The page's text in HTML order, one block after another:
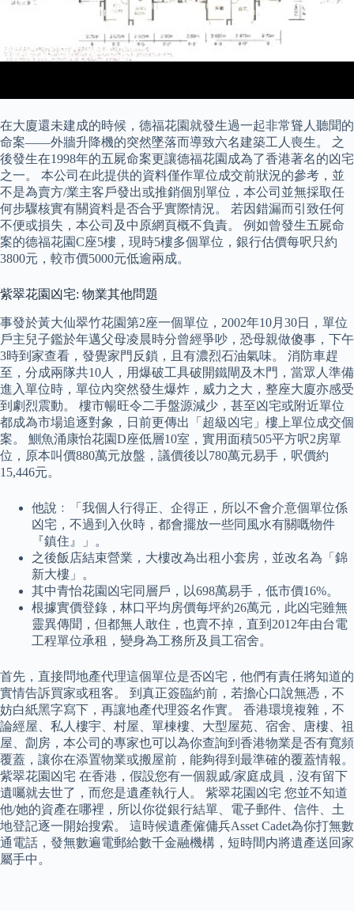
在大廈還未建成的時候，德福花園就發生過一起非常聳人聽聞的
命案——外牆升降機的突然墜落而導致六名建築工人喪生。 之
後發生在1998年的五屍命案更讓德福花園成為了香港著名的凶宅
之一。 本公司在此提供的資料僅作單位成交前狀況的參考，並
不是為賣方/業主客戶發出或推銷個別單位，本公司並無採取任
何步驟核實有關資料是否合乎實際情況。 若因錯漏而引致任何
不便或損失，本公司及中原網頁概不負責。 例如曾發生五屍命
案的德福花園C座5樓，現時5樓多個單位，銀行估價每呎只約
3800元，較市價5000元低逾兩成。
紫翠花園凶宅: 物業其他問題
事發於黃大仙翠竹花園第2座一個單位，2002年10月30日，單位
戶主兒子鑑於年邁父母凌晨時分曾經爭吵，恐母親做傻事，下午
3時到家查看，發覺家門反鎖，且有濃烈石油氣味。 消防車趕
至，分成兩隊共10人，用爆破工具破開鐵閘及木門，當眾人準備
進入單位時，單位內突然發生爆炸，威力之大，整座大廈亦感受
到劇烈震動。 樓市暢旺令二手盤源減少，甚至凶宅或附近單位
都成為市場追逐對象，日前更傳出「超級凶宅」樓上單位成交個
案。 鰂魚涌康怡花園D座低層10室，實用面積505平方呎2房單
位，原本叫價880萬元放盤，議價後以780萬元易手，呎價約
15,446元。
他說﹕「我個人行得正、企得正，所以不會介意個單位係
凶宅，不過到入伙時，都會擺放一些同風水有關嘅物件
『鎮住』」。
之後飯店結束營業，大樓改為出租小套房，並改名為「錦
新大樓」。
其中青怡花園凶宅同層戶，以698萬易手，低市價16%。
根據實價登錄，林口平均房價每坪約26萬元，此凶宅雖無
靈異傳聞，但都無人敢住，也賣不掉，直到2012年由台電
工程單位承租，變身為工務所及員工宿舍。
首先，直接問地產代理這個單位是否凶宅，他們有責任將知道的
實情告訴買家或租客。 到真正簽臨約前，若擔心口說無憑，不
妨白紙黑字寫下，再讓地產代理簽名作實。 香港環境複雜，不
論經屋、私人樓宇、村屋、單棟樓、大型屋苑、宿舍、唐樓、祖
屋、劏房，本公司的專家也可以為你查詢到香港物業是否有寬頻
覆蓋，讓你在添置物業或搬屋前，能夠得到最準確的覆蓋情報。
紫翠花園凶宅 在香港，假設您有一個親戚/家庭成員，沒有留下
遺囑就去世了，而您是遺產執行人。 紫翠花園凶宅 您並不知道
他/她的資產在哪裡，所以你從銀行結單、電子郵件、信件、土
地登記逐一開始搜索。 這時候遺產僱傭兵Asset Cadet為你打無數
通電話，發無數遍電郵給數千金融機構，短時間内將遺產送回家
屬手中。